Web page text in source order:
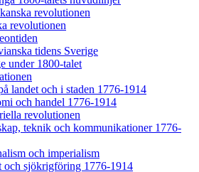
revolutionen
revolutionen
tidens Sverige
under 1800-talet
landet och i staden 1776-1914
och handel 1776-1914
revolutionen
teknik och kommunikationer 1776-
och imperialism
och sjökrigföring 1776-1914